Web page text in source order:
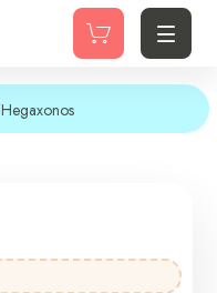
Hegaxonos